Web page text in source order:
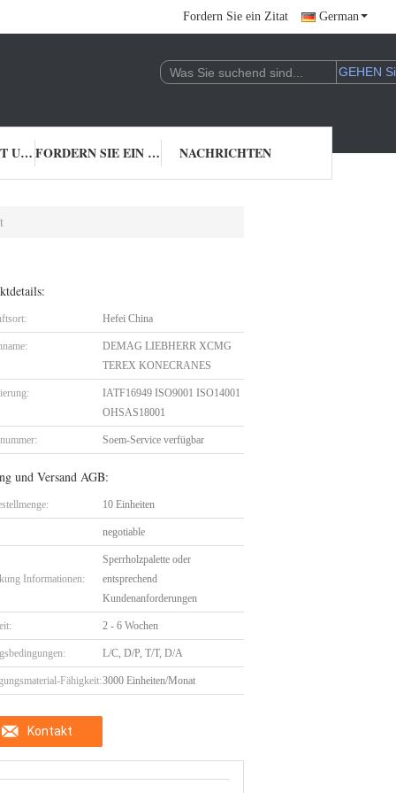
Fordern Sie ein Zitat German
TRETEN SIE MIT UNS IN VERBINDUNG FORDERN SIE EIN ZITAT NACHRICHTEN
Hefei China
DEMAG LIEBHERR XCMG
TEREX KONECRANES
IATF16949 ISO9001 ISO14001
OHSAS18001
Soem-Service verfügbar
und Versand AGB:
10 Einheiten
negotiable
Informationen:
Sperrholzpalette oder
entsprechend
Kundenanforderungen
2 - 6 Wochen
L/C, D/P, T/T, D/A
Fähigkeit:3000 Einheiten/Monat
Kontakt